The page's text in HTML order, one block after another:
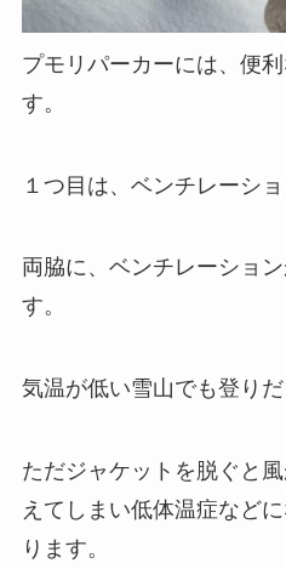
プモリパーカーには、便
す。
１つ目は、ベンチレーショ
両脇に、ベンチレーショ
す。
気温が低い雪山でも登りだ
ただジャケットを脱ぐと
えてしまい低体温症など
ります。